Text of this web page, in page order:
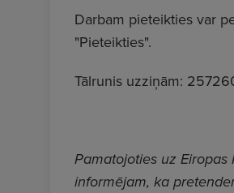
Darbam pieteikties var
"Pieteikties".
Tālrunis uzziņām:
Pamatojoties uz Eiropas
informējam, ka